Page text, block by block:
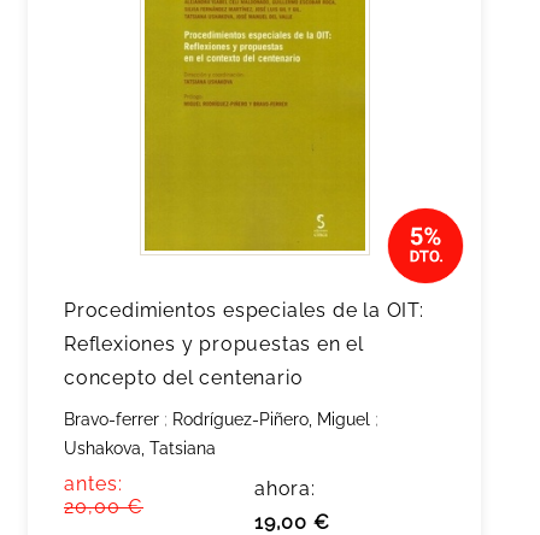
Procedimientos especiales de la OIT:
Reflexiones y propuestas en el
concepto del centenario
Bravo-ferrer ; Rodríguez-Piñero, Miguel ;
Ushakova, Tatsiana
antes:
20,00 €
ahora:
19,00 €